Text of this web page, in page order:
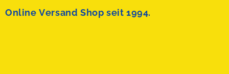
Online Versand Shop seit 1994.